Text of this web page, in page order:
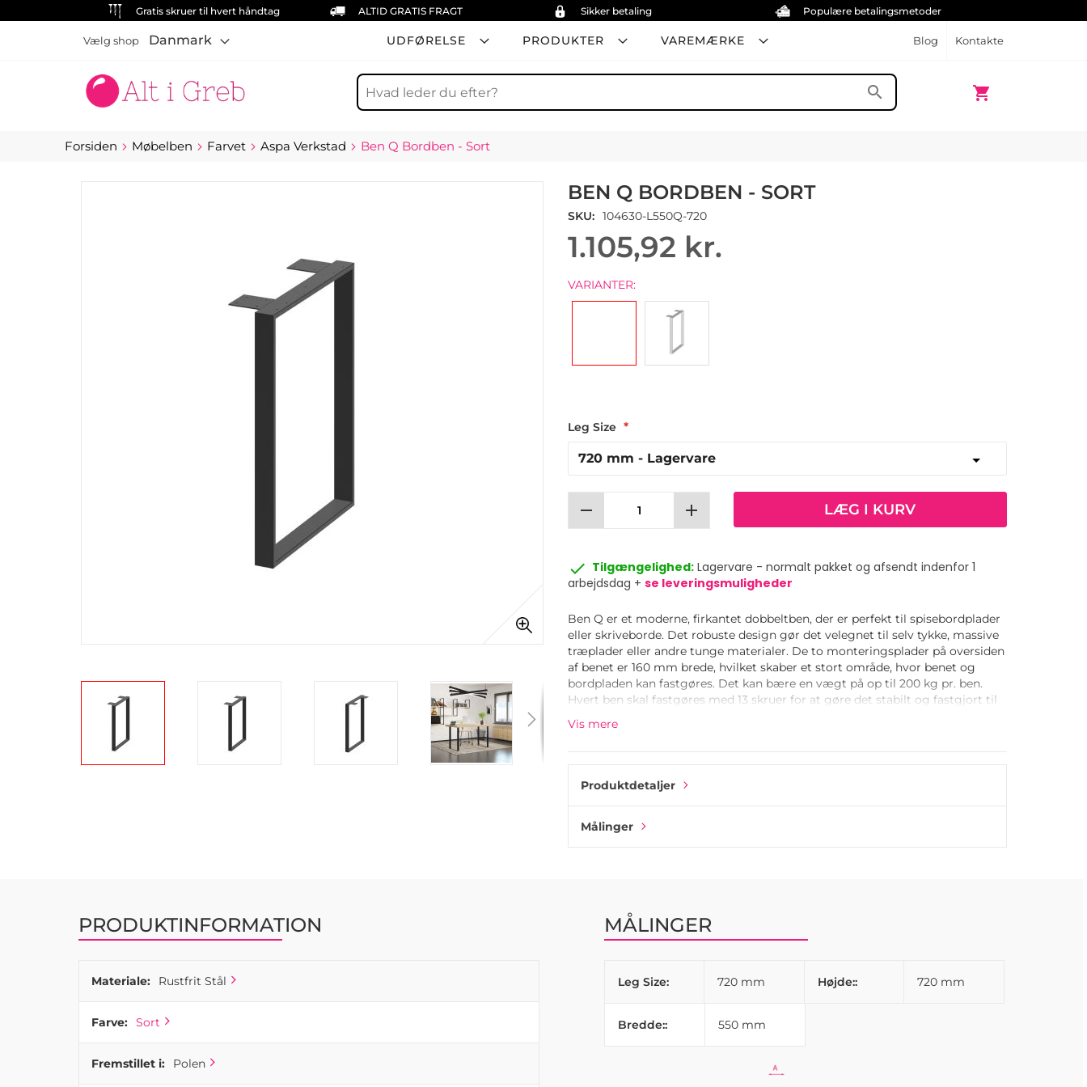
Gratis skruer til hvert håndtag ALTID GRATIS FRAGT Sikker betaling Populære betalingsmetoder
UDFØRELSE PRODUKTER VAREMÆRKE Blog Kontakte
Vælg shop Danmark
shopping_cart
Min indkøbskurv
Søg
search
Forsiden Møbelben Farvet Aspa Verkstad Ben Q Bordben - Sort
BEN Q BORDBEN - SORT
SKU 104630-L550Q-720
1.105,92 kr.
VARIANTER:
Leg Size
remove add LÆG I KURV
done Tilgængelighed: Lagervare - normalt pakket og afsendt indenfor 1
arbejdsdag + se leveringsmuligheder
Ben Q er et moderne, firkantet dobbeltben, der er perfekt til spisebordplader
eller skriveborde. Det robuste design gør det velegnet til selv tykke, massive
træplader eller andre tunge materialer. De to monteringsplader på oversiden
af benet er 160 mm brede, hvilket skaber et stort område, hvor benet og
bordpladen kan fastgøres. Det kan bære en vægt på op til 200 kg pr. ben.
Hvert ben skal fastgøres med 13 skruer for at gøre det stabilt og fastgjort til
bordpladen. Hvert bordben leveres med skruer til 10-15 mm tykke bordplader.
Brug passende skruer, hvis du planlægger at bruge andre bordplader, der
Vis mere
Produktdetaljer
Målinger
PRODUKTINFORMATION
Materiale: Rustfrit Stål
Farve: Sort
Fremstillet i: Polen
MÅLINGER
Leg Size: 720 mm Højde:: 720 mm
Bredde:: 550 mm